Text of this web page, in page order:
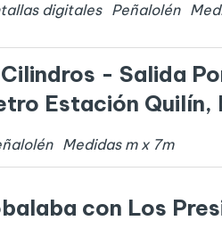
digitales Peñalolén
- Salida
Estación Quilín,
Medidas m x 7m
con Los